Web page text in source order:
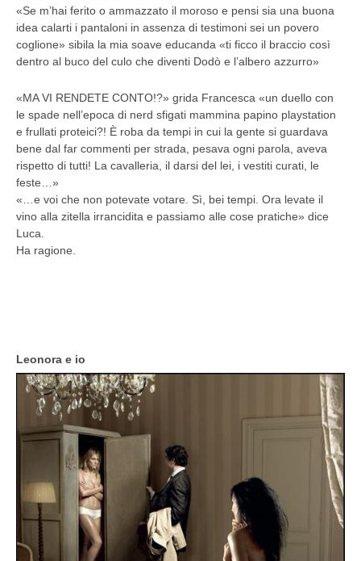
«Se m’hai ferito o ammazzato il moroso e pensi sia una buona
idea calarti i pantaloni in assenza di testimoni sei un povero
coglione» sibila la mia soave educanda «ti ficco il braccio così
dentro al buco del culo che diventi Dodò e l’albero azzurro»
«MA VI RENDETE CONTO!?» grida Francesca «un duello con
le spade nell’epoca di nerd sfigati mammina papino playstation
e frullati proteici?! È roba da tempi in cui la gente si guardava
bene dal far commenti per strada, pesava ogni parola, aveva
rispetto di tutti! La cavalleria, il darsi del lei, i vestiti curati, le
feste…»
«…e voi che non potevate votare. Sì, bei tempi. Ora levate il
vino alla zitella irrancidita e passiamo alle cose pratiche» dice
Luca.
Ha ragione.
Leonora e io